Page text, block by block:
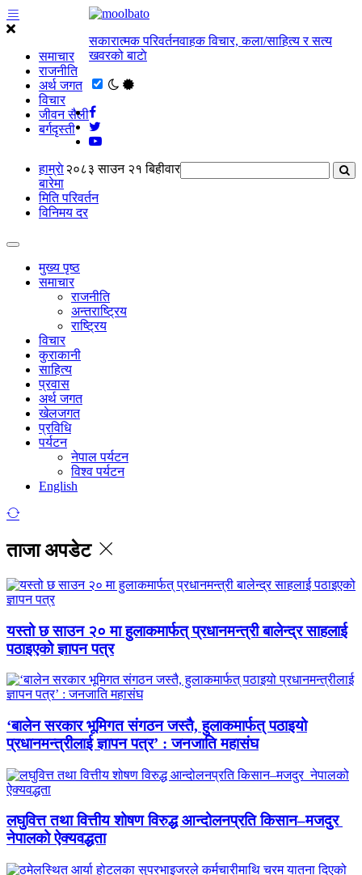
समाचार
राजनीति
अर्थ जगत
विचार
जीवन सैली
बर्गदृस्ती
सकारात्मक परिवर्तनवाहक विचार, कला/साहित्य र सत्य
खवरको बाटाे
२०८३ साउन २१ बिहीवार
हाम्राे
बारेमा
मिति परिवर्तन
विनिमय दर
मुख्य पृष्ठ
समाचार
राजनीति
अन्तराष्ट्रिय
राष्ट्रिय
विचार
कुराकानी
साहित्य
प्रवास
अर्थ जगत
खेलजगत
प्रविधि
पर्यटन
नेपाल पर्यटन
विश्व पर्यटन
English
ताजा अपडेट
यस्तो छ साउन २० मा हुलाकमार्फत् प्रधानमन्त्री बालेन्द्र साहलाई
पठाइएको ज्ञापन पत्र
‘बालेन सरकार भूमिगत संगठन जस्तै, हुलाकमार्फत् पठाइयो
प्रधानमन्त्रीलाई ज्ञापन पत्र’ : जनजाति महासंघ
लघुवित्त तथा वित्तीय शोषण विरुद्ध आन्दोलनप्रति किसान–मजदुर
नेपालको ऐक्यवद्धता